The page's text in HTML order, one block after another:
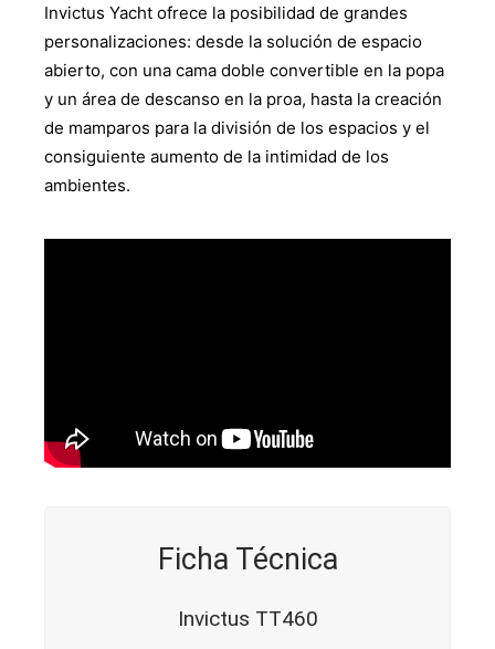
Invictus Yacht ofrece la posibilidad de grandes
personalizaciones: desde la solución de espacio
abierto, con una cama doble convertible en la popa
y un área de descanso en la proa, hasta la creación
de mamparos para la división de los espacios y el
consiguiente aumento de la intimidad de los
ambientes.
Ficha Técnica
Invictus TT460